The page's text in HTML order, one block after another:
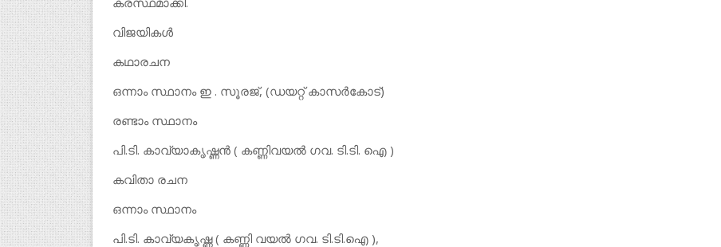
വിജയികൾ
കഥാരചന
ഒന്നാം സ്ഥാനം ഇ . സൂരജ്, (ഡയറ്റ് കാസർകോട്)
രണ്ടാം സ്ഥാനം
പി.ടി. കാവ്യാകൃഷ്ണൻ ( കണ്ണിവയൽ ഗവ. ടി.ടി. ഐ )
കവിതാ രചന
ഒന്നാം സ്ഥാനം
പി.ടി. കാവ്യകൃഷ്ണ ( കണ്ണി വയൽ ഗവ. ടി.ടി.ഐ ),